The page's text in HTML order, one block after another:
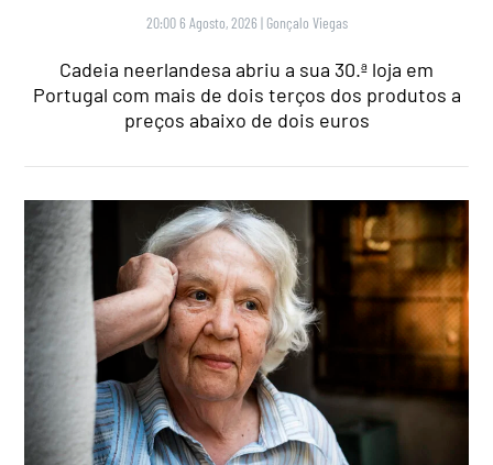
20:00 6 Agosto, 2026 | Gonçalo Viegas
Cadeia neerlandesa abriu a sua 30.ª loja em
Portugal com mais de dois terços dos produtos a
preços abaixo de dois euros